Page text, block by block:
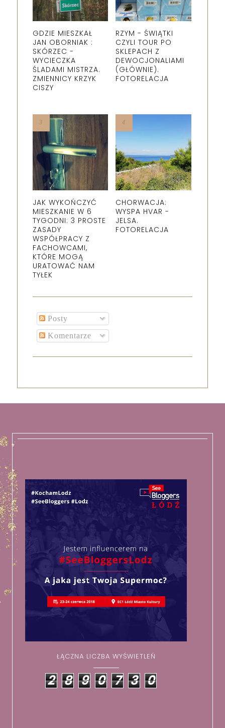
GDZIE MIESZKAŁ
JAN OBORNIAK :
SKÓRZEC -
WYCIECZKA
ŚLADAMI MISTRZA.
ZMIENNICY KRZYK
CISZY
RZYM - ŚWIĄTKI
CZYLI TOUR PO
SKLEPACH Z
DEWOCJONALIAMI
(GŁÓWNIE).
FOTORELACJA
JAK WYKOŃCZYĆ
MIESZKANIE W 6
TYGODNI: 3 PROSTE
ZASADY
WSPÓŁPRACY Z
FACHOWCAMI,
KTÓRE MOGĄ
URATOWAĆ NAM
TYŁEK
CHORWACJA:
WYSPA HVAR -
JELSA.
FOTORELACJA
Posty
Komentarze
ŁĄCZNA LICZBA WYŚWIETLEŃ
2 8 9 0 7 3 0